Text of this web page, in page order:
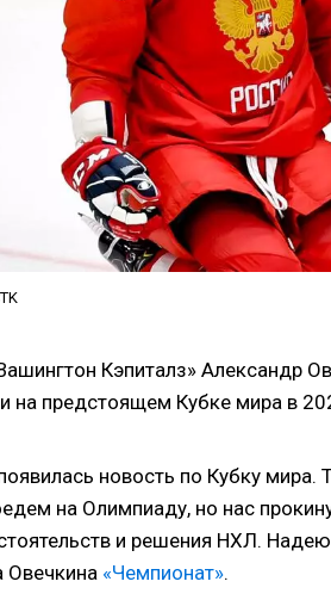
Кэпиталз» Александр
на предстоящем Кубке мира в
новость по Кубку
на Олимпиаду, но нас
и решения НХЛ.
Овечкина «Чемпионат».